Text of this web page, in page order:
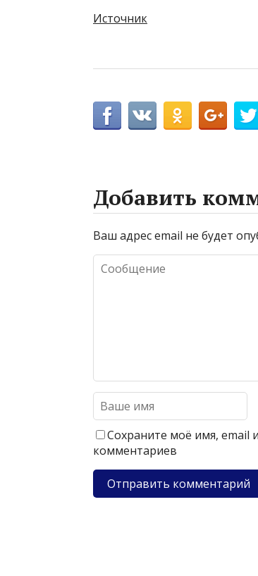
Источник
Добавить
Ваш адрес email не будет
Сохраните моё имя, email
комментариев